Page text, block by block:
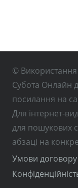
© Використання
Субота Онлайн
посилання на
Для інтернет-
для пошукових
абзаці на
Умови